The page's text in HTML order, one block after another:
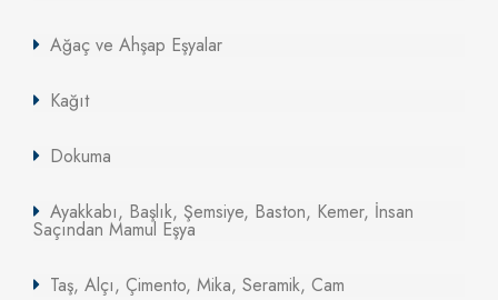
Ağaç ve Ahşap Eşyalar
Kağıt
Dokuma
Ayakkabı, Başlık, Şemsiye, Baston, Kemer, İnsan
Saçından Mamul Eşya
Taş, Alçı, Çimento, Mika, Seramik, Cam